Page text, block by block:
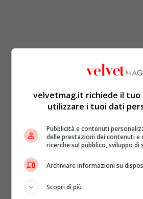
velvetmag.it richiede il tuo
utilizzare i tuoi dati
Pubblicità e contenuti
delle prestazioni dei contenuti e
ricerche sul pubblico, sviluppo di
Archiviare informazioni su
Scopri di più